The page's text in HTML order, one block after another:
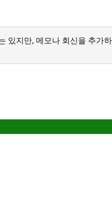
있지만, 메모나 회신을 추가